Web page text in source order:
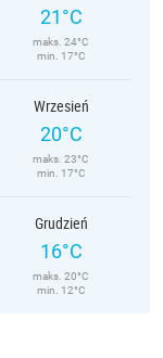
21°C
maks. 24°C
min. 17°C
Wrzesień
20°C
maks. 23°C
min. 17°C
Grudzień
16°C
maks. 20°C
min. 12°C